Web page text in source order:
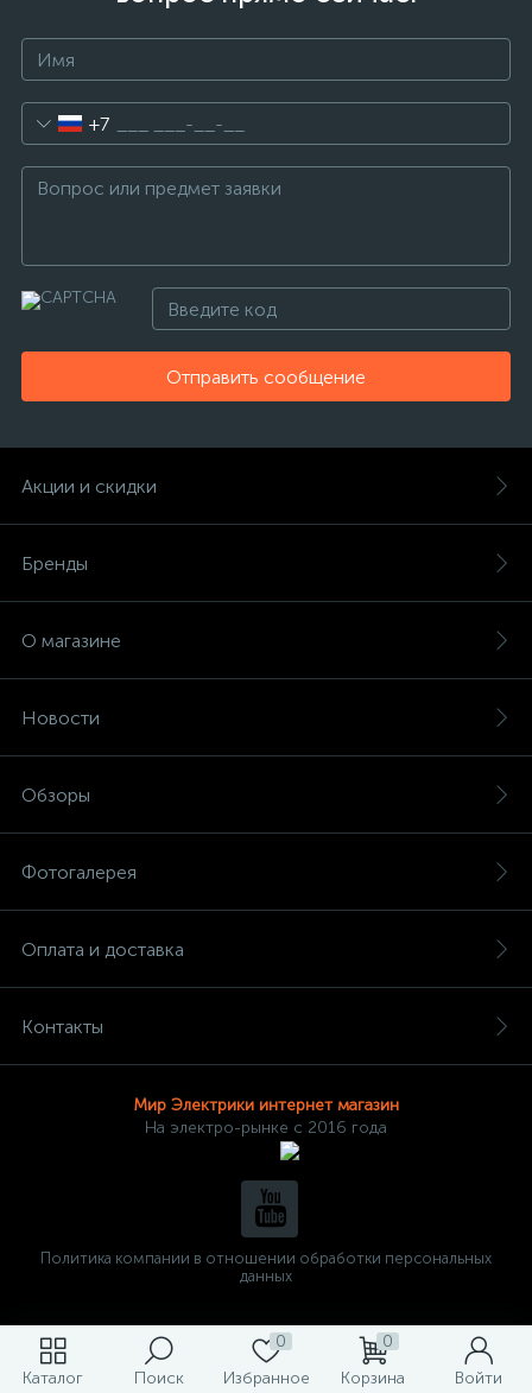
Каталог Поиск
0
Избранное
0
Корзина
Войти
+7
Отправить сообщение
Акции и скидки
Бренды
О магазине
Новости
Обзоры
Фотогалерея
Оплата и доставка
Контакты
Мир Электрики интернет магазин
На электро-рынке с 2016 года
Политика компании в отношении обработки персональных
данных